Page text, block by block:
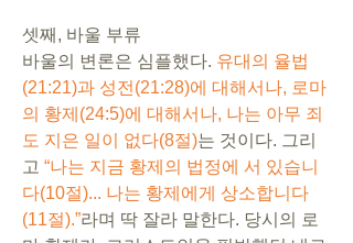
셋째, 바울 부류
바울의 변론은 심플했다. 유대의 율법
(21:21)과 성전(21:28)에 대해서나, 로마
의 황제(24:5)에 대해서나, 나는 아무 죄
도 지은 일이 없다(8절)는 것이다. 그리
고 “나는 지금 황제의 법정에 서 있습니
다(10절)... 나는 황제에게 상소합니다
(11절).”라며 딱 잘라 말한다. 당시의 로